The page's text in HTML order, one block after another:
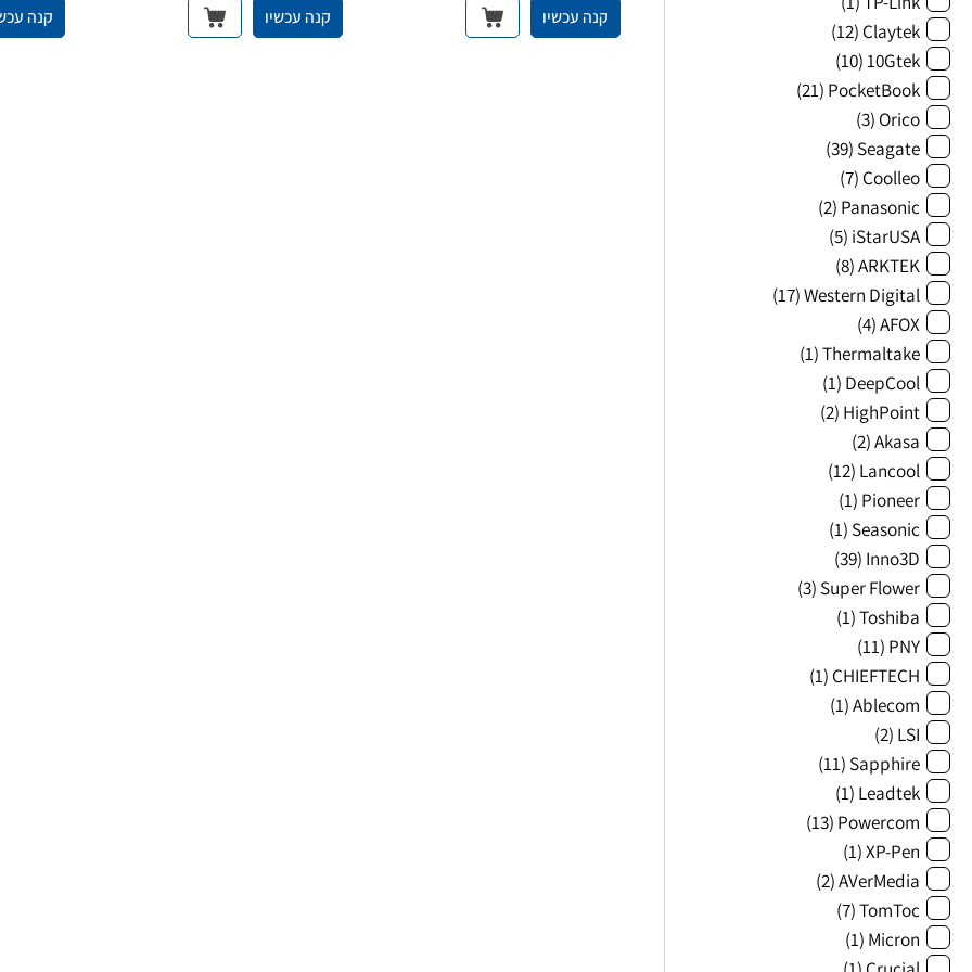
Claytek
(12)
10Gtek
(10)
PocketBook
(21)
Orico
(3)
Seagate
(39)
Coolleo
(7)
Panasonic
(2)
iStarUSA
(5)
ARKTEK
(8)
Western Digital
(17)
AFOX
(4)
Thermaltake
(1)
DeepCool
(1)
HighPoint
(2)
Akasa
(2)
Lancool
(12)
Pioneer
(1)
Seasonic
(1)
Inno3D
(39)
Super Flower
(3)
Toshiba
(1)
PNY
(11)
CHIEFTECH
(1)
Ablecom
(1)
LSI
(2)
Sapphire
(11)
Leadtek
(1)
Powercom
(13)
XP-Pen
(1)
AVerMedia
(2)
TomToc
(7)
Micron
(1)
קנה עכשיו קנה עכשיו קנה